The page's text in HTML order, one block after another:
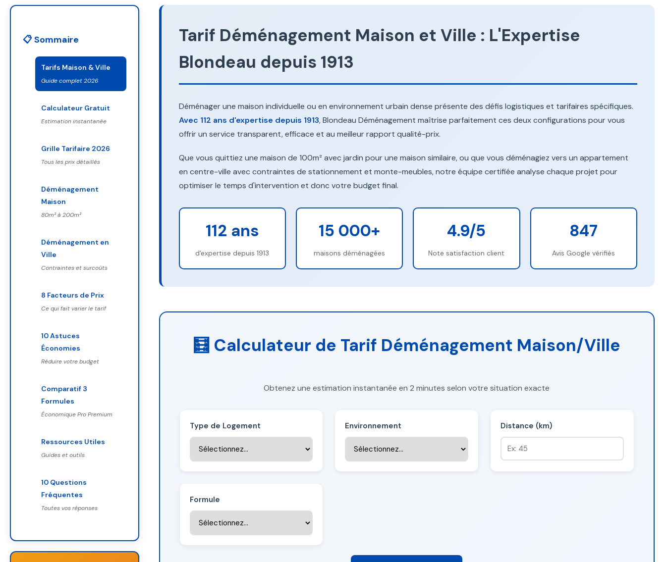
📋 Sommaire
Tarifs Maison & Ville
Guide complet 2026
Calculateur Gratuit
Estimation instantanée
Grille Tarifaire 2026
Tous les prix détaillés
Déménagement
Maison
80m² à 200m²
Déménagement en
Ville
Contraintes et surcoûts
8 Facteurs de Prix
Ce qui fait varier le tarif
10 Astuces
Économies
Réduire votre budget
Comparatif 3
Formules
Économique Pro Premium
Ressources Utiles
Guides et outils
10 Questions
Fréquentes
Toutes vos réponses
Tarif Déménagement Maison et Ville : L'Expertise
Blondeau depuis 1913
Déménager une maison individuelle ou en environnement urbain dense présente des défis logistiques et tarifaires spécifiques.
Avec 112 ans d'expertise depuis 1913, Blondeau Déménagement maîtrise parfaitement ces deux configurations pour vous
offrir un service transparent, efficace et au meilleur rapport qualité-prix.
Que vous quittiez une maison de 100m² avec jardin pour une maison similaire, ou que vous déménagiez vers un appartement
en centre-ville avec contraintes de stationnement et monte-meubles, notre équipe certifiée analyse chaque projet pour
optimiser le temps d'intervention et donc votre budget final.
112 ans
d'expertise depuis 1913
15 000+
maisons déménagées
4.9/5
Note satisfaction client
847
Avis Google vérifiés
🧮 Calculateur de Tarif Déménagement Maison/Ville
Obtenez une estimation instantanée en 2 minutes selon votre situation exacte
Type de Logement Environnement Distance (km)
Formule